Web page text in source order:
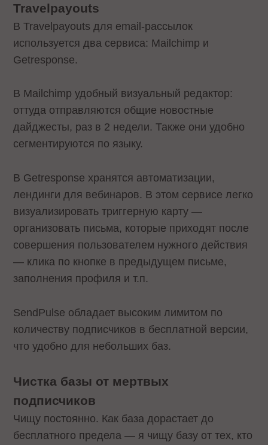
Travelpayouts
В Travelpayouts для email-рассылок
используется два сервиса: Mailchimp и
Getresponse.
В Mailchimp удобный визуальный редактор:
оттуда отправляются общие новостные
дайджесты, раз в 2 недели. Также они удобно
сегментируются по языку.
В Getresponse хранятся автоматизации,
лендинги для вебинаров. В этом сервисе легко
визуализировать триггерную карту —
организовать письма, которые приходят после
совершения пользователем нужного действия
— клика по кнопке в предыдущем письме,
заполнения профиля и т.п.
SendPulse обладает высоким лимитом по
количеству подписчиков в бесплатной версии,
что удобно для небольших баз.
Чистка базы от мертвых
подписчиков
Чищу постоянно. Как база дорастает до
бесплатного предела — я чищу базу от тех, кто